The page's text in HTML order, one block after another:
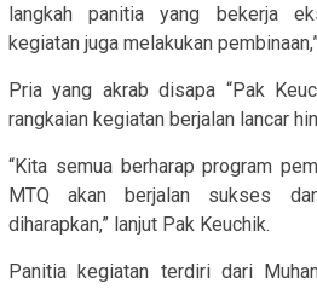
langkah panitia yang bekerja
kegiatan juga melakukan
Pria yang akrab disapa “Pak
rangkaian kegiatan berjalan lancar
“Kita semua berharap program
MTQ akan berjalan sukses
diharapkan,” lanjut Pak Keuchik.
Panitia kegiatan terdiri dari